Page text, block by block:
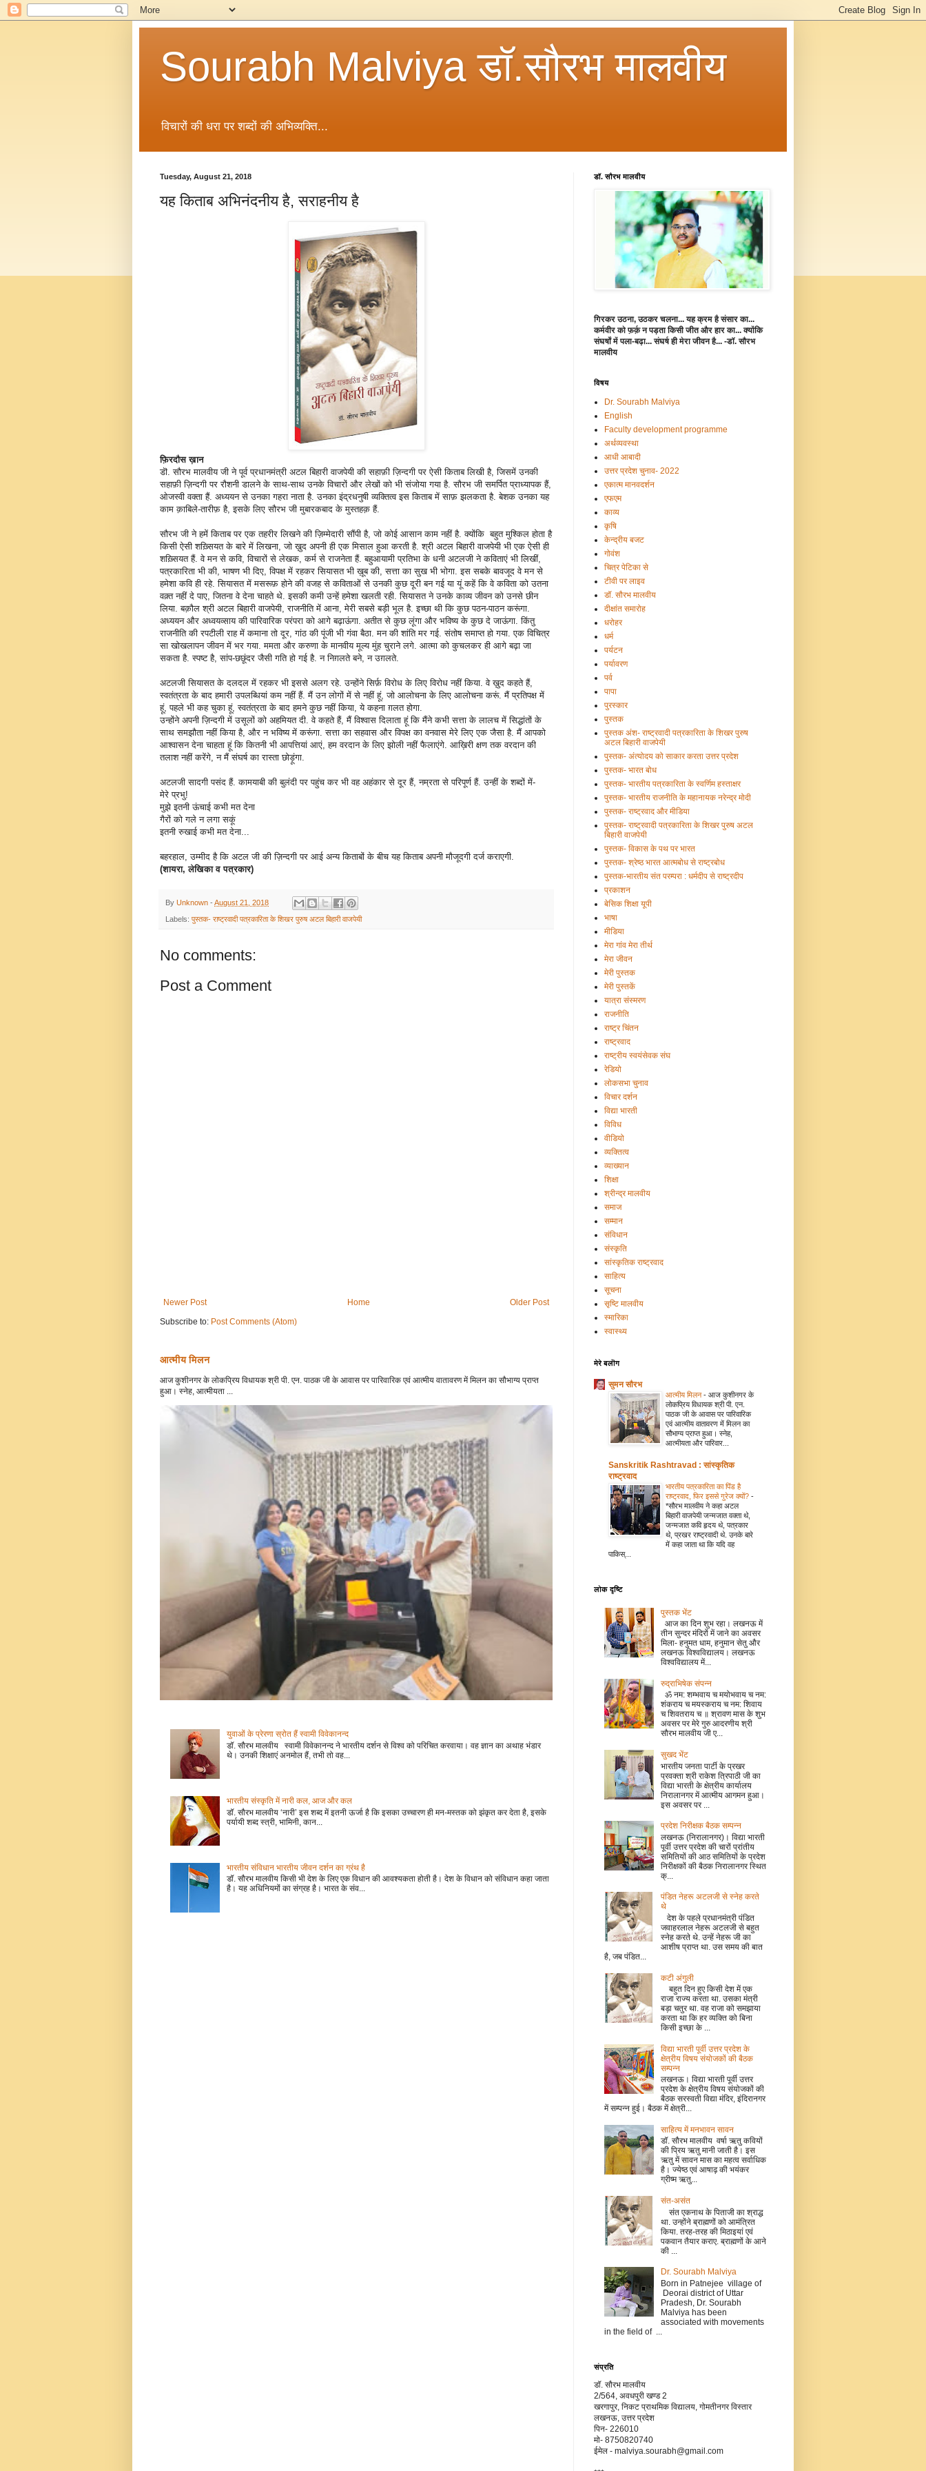
Sourabh Malviya डॉ.सौरभ मालवीय
विचारों की धरा पर शब्दों की अभिव्यक्ति...
Tuesday, August 21, 2018
यह किताब अभिनंदनीय है, सराहनीय है
फ़िरदौस ख़ान
डॊ. सौरभ मालवीय जी ने पूर्व प्रधानमंत्री अटल बिहारी वाजपेयी की सहाफ़ी ज़िन्दगी पर ऐसी किताब लिखी है, जिसमें उनकी
सहाफ़ी ज़िन्दगी पर रौशनी डालने के साथ-साथ उनके विचारों और लेखों को भी संजोया गया है. सौरभ जी समर्पित प्राध्यापक हैं,
ओजस्वी वक्ता हैं. अध्ययन से उनका गहरा नाता है. उनका इंद्रधनुषी व्यक्तित्व इस किताब में साफ़ झलकता है. बेशक उनका यह
काम क़ाबिले-तारीफ़ है, इसके लिए सौरभ जी मुबारकबाद के मुस्तहक़ हैं.
सौरभ जी ने हमें किताब पर एक तहरीर लिखने की ज़िम्मेदारी सौंपी है, जो कोई आसान काम नहीं है. क्योंकि बहुत मुश्किल होता है
किसी ऐसी शख़्सियत के बारे में लिखना, जो ख़ुद अपनी ही एक मिसाल हुआ करती है. श्री अटल बिहारी वाजपेयी भी एक ऐसी ही
शख़्सियत हैं. वे मन से कवि, विचारों से लेखक, कर्म से राजनेता हैं. बहुआयामी प्रतिभा के धनी अटलजी ने कविताएं भी लिखीं,
पत्रकारिता भी की, भाषण भी दिए, विपक्ष में रहकर सियासत भी ख़ूब की, सत्ता का सुख भी भोगा. इस सबके बावजूद वे मन से
हमेशा कवि ही रहे. सियासत में मसरूफ़ होने की वजह से कविताओं से उनकी कुछ दूरी बन गई या यूं कहें कि वे कविता को उतना
वक़्त नहीं दे पाए, जितना वे देना चाहते थे. इसकी कमी उन्हें हमेशा खलती रही. सियासत ने उनके काव्य जीवन को उनसे छीन
लिया. बक़ौल श्री अटल बिहारी वाजपेयी, राजनीति में आना, मेरी सबसे बड़ी भूल है. इच्छा थी कि कुछ पठन-पाठन करूंगा.
अध्ययन और अध्वयव्साय की पारिवारिक परंपरा को आगे बढ़ाऊंगा. अतीत से कुछ लूंगा और भविष्य के कुछ दे जाऊंगा. किंतु
राजनीति की रपटीली राह में कमाना तो दूर, गांठ की पूंजी भी गंवा बैठा. मन की शांति मर गई. संतोष समाप्त हो गया. एक विचित्र
सा खोखलापन जीवन में भर गया. ममता और करुणा के मानवीय मूल्य मुंह चुराने लगे. आत्मा को कुचलकर ही आगे बढ़ा जा
सकता है. स्पष्ट है, सांप-छछूंदर जैसी गति हो गई है. न निग़लते बने, न उग़लते.
अटलजी सियासत के दलदल में रहकर भी इससे अलग रहे. उन्होंने सिर्फ़ विरोध के लिए विरोध नहीं किया. वे ख़ुद कहते हैं,
स्वतंत्रता के बाद हमारी उपलब्धियां कम नहीं हैं. मैं उन लोगों में से नहीं हूं, जो आलोचना के लिए आलोचना करूं. मैं प्रतिपक्ष में
हूं, पहले भी कह चुका हूं, स्वतंत्रता के बाद हमने कुछ नहीं किया, ये कहना ग़लत होगा.
उन्होंने अपनी ज़िन्दगी में उसूलों को अहमियत दी. वे कहते हैं, मैं विश्वास दिलाता हूं कि मैंने कभी सत्ता के लालच में सिद्धांतों के
साथ समझौता नहीं किया है, और न भविष्य में करूंगा. सत्ता का सहवास और विपक्ष का वनवास मेरे लिए एक जैसा है. मैं आपको
आश्वासन देना चाहता हूं कि कितनी भी आपत्तियां आएं, हम वरदान के लिए झोली नहीं फैलाएंगे. आख़िरी क्षण तक वरदान की
तलाश नहीं करेंगे, न मैं संघर्ष का रास्ता छोड़ूंगा.
अटलजी सादगी पसंद हैं. कामयाबी की बुलंदी पर पहुंच कर भी वह अहंकार से दूर हैं, नम्रता से परिपूर्ण हैं. उन्हीं के शब्दों में-
मेरे प्रभु!
मुझे इतनी ऊंचाई कभी मत देना
गैरों को गले न लगा सकूं
इतनी रुखाई कभी मत देना...
बहरहाल, उम्मीद है कि अटल जी की ज़िन्दगी पर आई अन्य किताबों के बीच यह किताब अपनी मौजूदगी दर्ज कराएगी.
(शायरा, लेखिका व पत्रकार)
By Unknown - August 21, 2018
Labels: पुस्तक- राष्ट्रवादी पत्रकारिता के शिखर पुरुष अटल बिहारी वाजपेयी
No comments:
Post a Comment
Newer Post Older Post
Home
Subscribe to: Post Comments (Atom)
आत्मीय मिलन
आज कुशीनगर के लोकप्रिय विधायक श्री पी. एन. पाठक जी के आवास पर पारिवारिक एवं आत्मीय वातावरण में मिलन का सौभाग्य प्राप्त
हुआ। स्नेह, आत्मीयता ...
युवाओं के प्रेरणा स्रोत हैं स्वामी विवेकानन्द
डॉ. सौरभ मालवीय स्वामी विवेकानन्द ने भारतीय दर्शन से विश्व को परिचित करवाया। वह ज्ञान का अथाह भंडार
थे। उनकी शिक्षाएं अनमोल हैं, तभी तो वह...
भारतीय संस्कृति में नारी कल, आज और कल
डॉ. सौरभ मालवीय ‘नारी’ इस शब्द में इतनी ऊर्जा है कि इसका उच्चारण ही मन-मस्तक को झंकृत कर देता है, इसके
पर्यायी शब्द स्त्री, भामिनी, कान...
भारतीय संविधान भारतीय जीवन दर्शन का ग्रंथ है
डॉ. सौरभ मालवीय किसी भी देश के लिए एक विधान की आवश्यकता होती है। देश के विधान को संविधान कहा जाता
है। यह अधिनियमों का संग्रह है। भारत के संव...
डॉ. सौरभ मालवीय
गिरकर उठना, उठकर चलना... यह क्रम है संसार का...
कर्मवीर को फ़र्क़ न पड़ता किसी जीत और हार का... क्योंकि
संघर्षों में पला-बढ़ा... संघर्ष ही मेरा जीवन है... -डॉ. सौरभ
मालवीय
विषय
Dr. Sourabh Malviya
English
Faculty development programme
अर्थव्यवस्था
आधी आबादी
उत्तर प्रदेश चुनाव- 2022
एकात्म मानवदर्शन
एफएम
काव्य
कृषि
केन्द्रीय बजट
गोवंश
चित्र पेटिका से
टीवी पर लाइव
डॉ. सौरभ मालवीय
दीक्षांत समारोह
धरोहर
धर्म
पर्यटन
पर्यावरण
पर्व
पापा
पुरस्कार
पुस्तक
पुस्तक अंश- राष्ट्रवादी पत्रकारिता के शिखर पुरुष
अटल बिहारी वाजपेयी
पुस्तक- अंत्योदय को साकार करता उत्तर प्रदेश
पुस्तक- भारत बोध
पुस्तक- भारतीय पत्रकारिता के स्वर्णिम हस्ताक्षर
पुस्तक- भारतीय राजनीति के महानायक नरेन्द्र मोदी
पुस्तक- राष्ट्रवाद और मीडिया
पुस्तक- राष्ट्रवादी पत्रकारिता के शिखर पुरुष अटल
बिहारी वाजपेयी
पुस्तक- विकास के पथ पर भारत
पुस्तक- श्रेष्ठ भारत आत्मबोध से राष्ट्रबोध
पुस्तक-भारतीय संत परम्परा : धर्मदीप से राष्ट्रदीप
प्रकाशन
बेसिक शिक्षा यूपी
भाषा
मीडिया
मेरा गांव मेरा तीर्थ
मेरा जीवन
मेरी पुस्तक
मेरी पुस्तकें
यात्रा संस्मरण
राजनीति
राष्ट्र चिंतन
राष्ट्रवाद
राष्ट्रीय स्वयंसेवक संघ
रेडियो
लोकसभा चुनाव
विचार दर्शन
विद्या भारती
विविध
वीडियो
व्यक्तित्व
व्याख्यान
शिक्षा
श्रीन्द्र मालवीय
समाज
सम्मान
संविधान
संस्कृति
सांस्कृतिक राष्ट्रवाद
साहित्य
सूचना
सृष्टि मालवीय
स्मारिका
स्वास्थ्य
मेरे बलॊग
सुमन सौरभ
आत्मीय मिलन- आज कुशीनगर के
लोकप्रिय विधायक श्री पी. एन.
पाठक जी के आवास पर पारिवारिक
एवं आत्मीय वातावरण में मिलन का
सौभाग्य प्राप्त हुआ। स्नेह,
आत्मीयता और पारिवार...
Sanskritik Rashtravad : सांस्कृतिक
राष्ट्रवाद
भारतीय पत्रकारिता का पिंड है
राष्ट्रवाद, फिर इससे गुरेज क्यों? -
*सौरभ मालवीय ने कहा अटल
बिहारी वाजपेयी जन्मजात वक्ता थे,
जन्मजात कवि हृदय थे, पत्रकार
थे, प्रखर राष्ट्रवादी थे. उनके बारे
में कहा जाता था कि यदि वह
पाकिस्...
लोक दृष्टि
पुस्तक भेंट
आज का दिन शुभ रहा। लखनऊ में
तीन सुन्दर मंदिरों में जाने का अवसर
मिला- हनुमत धाम, हनुमान सेतु और
लखनऊ विश्वविद्यालय। लखनऊ
विश्वविद्यालय में...
रुद्राभिषेक संपन्न
ॐ नम: शम्भवाय च मयोभवाय च नम:
शंकराय च मयस्कराय च नम: शिवाय
च शिवतराय च ॥ श्रावण मास के शुभ
अवसर पर मेरे गुरु आदरणीय श्री
सौरभ मालवीय जी ए...
सुखद भेंट
भारतीय जनता पार्टी के प्रखर
प्रवक्ता श्री राकेश त्रिपाठी जी का
विद्या भारती के क्षेत्रीय कार्यालय
निरालानगर में आत्मीय आगमन हुआ।
इस अवसर पर ...
प्रदेश निरीक्षक बैठक सम्पन्न
लखनऊ (निरालानगर)। विद्या भारती
पूर्वी उत्तर प्रदेश की चारों प्रांतीय
समितियों की आठ समितियों के प्रदेश
निरीक्षकों की बैठक निरालानगर स्थित
क्...
पंडित नेहरू अटलजी से स्नेह करते
थे
देश के पहले प्रधानमंत्री पंडित
जवाहरलाल नेहरू अटलजी से बहुत
स्नेह करते थे. उन्हें नेहरू जी का
आशीष प्राप्त था. उस समय की बात
है, जब पंडित...
कटी अंगुली
बहुत दिन हुए किसी देश में एक
राजा राज्य करता था. उसका मंत्री
बड़ा चतुर था. वह राजा को समझाया
करता था कि हर व्यक्ति को बिना
किसी इच्छा के ...
विद्या भारती पूर्वी उत्तर प्रदेश के
क्षेत्रीय विषय संयोजकों की बैठक
सम्पन्न
लखनऊ। विद्या भारती पूर्वी उत्तर
प्रदेश के क्षेत्रीय विषय संयोजकों की
बैठक सरस्वती विद्या मंदिर, इंदिरानगर
में सम्पन्न हुई। बैठक में क्षेत्री...
साहित्य में मनभावन सावन
डॉ. सौरभ मालवीय वर्षा ऋतु कवियों
की प्रिय ऋतु मानी जाती है। इस
ऋतु में सावन मास का महत्व सर्वाधिक
है। ज्येष्ठ एवं आषाढ़ की भयंकर
ग्रीष्म ऋतु...
संत-असंत
संत एकनाथ के पिताजी का श्राद्ध
था. उन्होंने ब्राह्मणों को आमंत्रित
किया. तरह-तरह की मिठाइयां एवं
पकवान तैयार कराए. ब्राह्मणों के आने
की ...
Dr. Sourabh Malviya
Born in Patnejee village of
Deorai district of Uttar
Pradesh, Dr. Sourabh
Malviya has been
associated with movements
in the field of ...
संप्रति
डॉ. सौरभ मालवीय
2/564, अवधपुरी खण्ड 2
खरगापुर, निकट प्राथमिक विद्यालय, गोमतीनगर विस्तार
लखनऊ, उत्तर प्रदेश
पिन- 226010
मो- 8750820740
ईमेल - malviya.sourabh@gmail.com